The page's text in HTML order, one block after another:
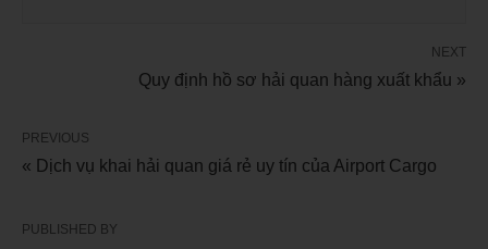
NEXT
Quy định hồ sơ hải quan hàng xuất khẩu »
PREVIOUS
« Dịch vụ khai hải quan giá rẻ uy tín của Airport Cargo
PUBLISHED BY